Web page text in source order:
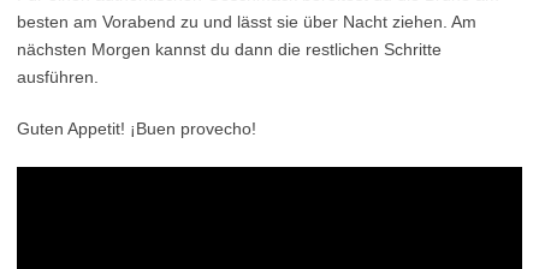
besten am Vorabend zu und lässt sie über Nacht ziehen. Am
nächsten Morgen kannst du dann die restlichen Schritte
ausführen.
Guten Appetit! ¡Buen provecho!